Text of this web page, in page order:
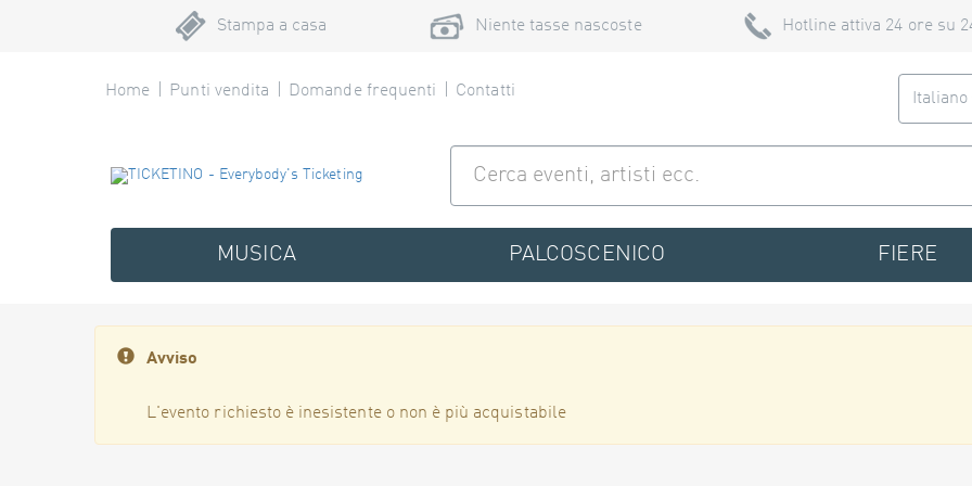
Stampa a casa Niente tasse nascoste Hotline attiva 24 ore su
Home Punti vendita Domande frequenti Contatti Italiano
MUSICA PALCOSCENICO FIERE
Avviso
L'evento richiesto è inesistente o non è più acquistabile